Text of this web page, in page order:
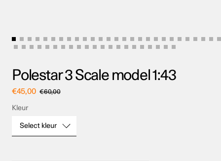
Polestar 3 Scale model 1:43
€45,00 €60,00
Kleur
Select kleur